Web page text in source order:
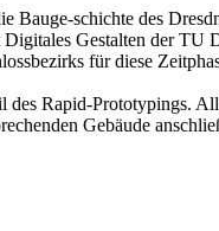
schichte des
Gestalten der
für diese
Rapid-Prototypings.
Gebäude